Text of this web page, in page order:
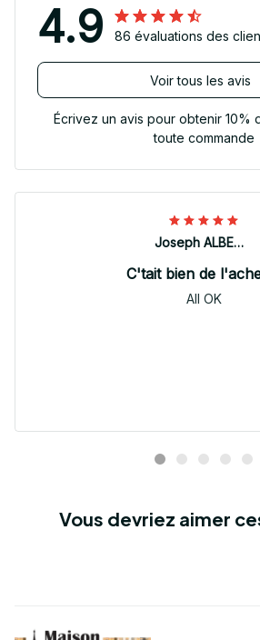
4.9 86 évaluations des
Voir tous les avis
Écrivez un avis pour obtenir 10%
toute commande
Joseph ALBERTINI
C'tait bien de
All OK
Vous devriez aimer